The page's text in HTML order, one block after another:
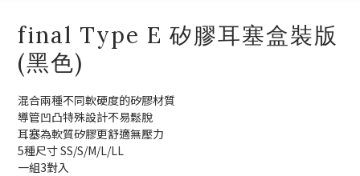
final Type E 矽膠耳塞盒裝版
(黑色)
混合兩種不同軟硬度的矽膠材質
導管凹凸特殊設計不易鬆脫
耳塞為軟質矽膠更舒適無壓力
5種尺寸 SS/S/M/L/LL
一組3對入